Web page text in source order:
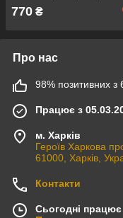
770 ₴
Про нас
98% позитивних з
Працює з
м. Харків
Героїв Харкова
61000, Харків,
Контакти
Сьогодні